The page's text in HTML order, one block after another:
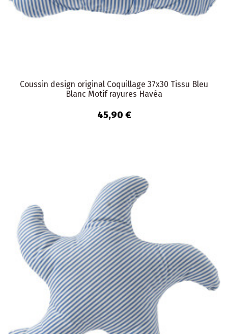
Coussin design original Coquillage 37x30 Tissu Bleu
Blanc Motif rayures Havéa
45,90 €